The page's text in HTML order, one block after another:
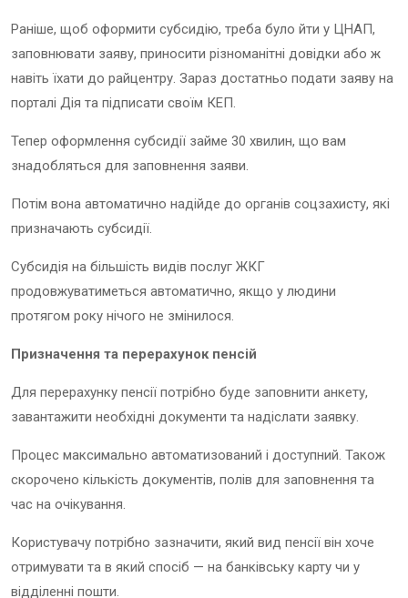
Раніше, щоб оформити субсидію, треба було йти у ЦНАП,
заповнювати заяву, приносити різноманітні довідки або ж
навіть їхати до райцентру. Зараз достатньо подати заяву на
порталі Дія та підписати своїм КЕП.
Тепер оформлення субсидії займе 30 хвилин, що вам
знадобляться для заповнення заяви.
Потім вона автоматично надійде до органів соцзахисту, які
призначають субсидії.
Субсидія на більшість видів послуг ЖКГ
продовжуватиметься автоматично, якщо у людини
протягом року нічого не змінилося.
Призначення та перерахунок пенсій
Для перерахунку пенсії потрібно буде заповнити анкету,
завантажити необхідні документи та надіслати заявку.
Процес максимально автоматизований і доступний. Також
скорочено кількість документів, полів для заповнення та
час на очікування.
Користувачу потрібно зазначити, який вид пенсії він хоче
отримувати та в який спосіб — на банківську карту чи у
відділенні пошти.